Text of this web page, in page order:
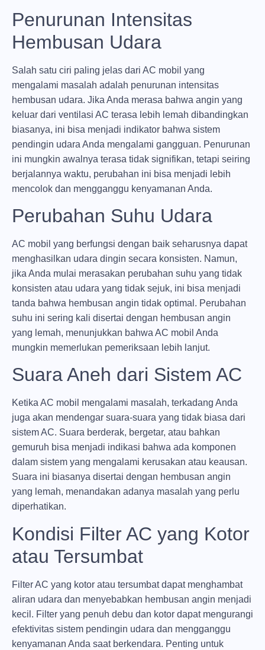
Penurunan Intensitas
Hembusan Udara
Salah satu ciri paling jelas dari AC mobil yang
mengalami masalah adalah penurunan intensitas
hembusan udara. Jika Anda merasa bahwa angin yang
keluar dari ventilasi AC terasa lebih lemah dibandingkan
biasanya, ini bisa menjadi indikator bahwa sistem
pendingin udara Anda mengalami gangguan. Penurunan
ini mungkin awalnya terasa tidak signifikan, tetapi seiring
berjalannya waktu, perubahan ini bisa menjadi lebih
mencolok dan mengganggu kenyamanan Anda.
Perubahan Suhu Udara
AC mobil yang berfungsi dengan baik seharusnya dapat
menghasilkan udara dingin secara konsisten. Namun,
jika Anda mulai merasakan perubahan suhu yang tidak
konsisten atau udara yang tidak sejuk, ini bisa menjadi
tanda bahwa hembusan angin tidak optimal. Perubahan
suhu ini sering kali disertai dengan hembusan angin
yang lemah, menunjukkan bahwa AC mobil Anda
mungkin memerlukan pemeriksaan lebih lanjut.
Suara Aneh dari Sistem AC
Ketika AC mobil mengalami masalah, terkadang Anda
juga akan mendengar suara-suara yang tidak biasa dari
sistem AC. Suara berderak, bergetar, atau bahkan
gemuruh bisa menjadi indikasi bahwa ada komponen
dalam sistem yang mengalami kerusakan atau keausan.
Suara ini biasanya disertai dengan hembusan angin
yang lemah, menandakan adanya masalah yang perlu
diperhatikan.
Kondisi Filter AC yang Kotor
atau Tersumbat
Filter AC yang kotor atau tersumbat dapat menghambat
aliran udara dan menyebabkan hembusan angin menjadi
kecil. Filter yang penuh debu dan kotor dapat mengurangi
efektivitas sistem pendingin udara dan mengganggu
kenyamanan Anda saat berkendara. Penting untuk